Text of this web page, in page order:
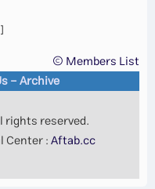
[
Members List ©
-Archive
rights reserved.
Center :Aftab.cc